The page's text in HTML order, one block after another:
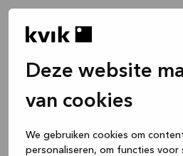
Deze website
van cookies
We gebruiken cookies om
personaliseren, om functies voor